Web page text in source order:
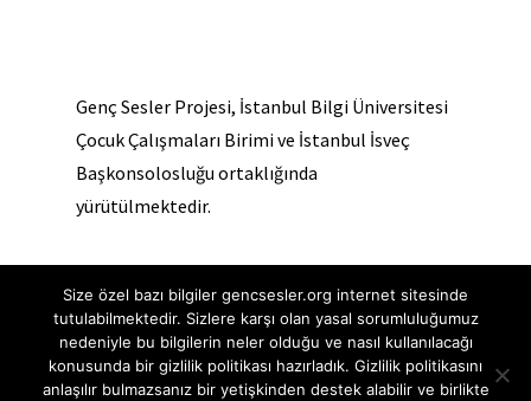
Genç Sesler Projesi, İstanbul Bilgi Üniversitesi
Çocuk Çalışmaları Birimi ve İstanbul İsveç
Başkonsolosluğu ortaklığında
yürütülmektedir.
© 2020 Genç Sesler Websitesinin tüm hakları saklıdır. |
Çerez Politikası- Gizlilik Politikası
Size özel bazı bilgiler gencsesler.org internet sitesinde
tutulabilmektedir. Sizlere karşı olan yasal sorumluluğumuz
nedeniyle bu bilgilerin neler olduğu ve nasıl kullanılacağı
konusunda bir gizlilik politikası hazırladık. Gizlilik politikasını
anlaşılır bulmazsanız bir yetişkinden destek alabilir ve birlikte